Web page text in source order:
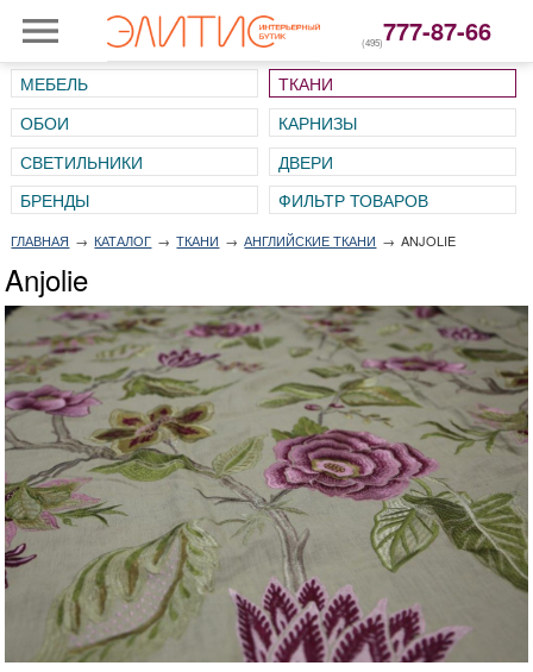
(495)777-87-66
МЕБЕЛЬ
ТКАНИ
ОБОИ
КАРНИЗЫ
СВЕТИЛЬНИКИ
ДВЕРИ
ГЛАВНАЯ → КАТАЛОГ → ТКАНИ → АНГЛИЙСКИЕ ТКАНИ → ANJOLIE
Anjolie